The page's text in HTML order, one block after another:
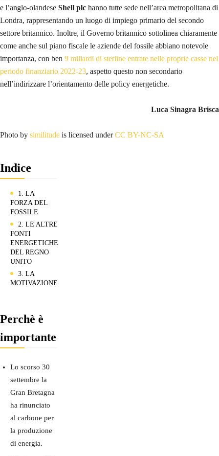
e l’anglo-olandese Shell plc hanno tutte sede nell’area metropolitana di
Londra, rappresentando un luogo di impiego primario del secondo
settore britannico. Inoltre, il Governo britannico sottolinea chiaramente
come anche sul piano fiscale le aziende del fossile abbiano notevole
importanza, con ben 9 miliardi di sterline entrate nelle proprie casse nel
periodo finanziario 2022-23, aspetto questo non secondario
nell’indirizzare l’orientamento delle policy energetiche.
Luca Sinagra Brisca
Photo by similitude is licensed underCC BY-NC-SA
Indice
1. LA
FORZA DEL
FOSSILE
2. LE ALTRE
FONTI
ENERGETICHE
DEL REGNO
UNITO
3. LA
MOTIVAZIONE
Perchè è
importante
Lo scorso 30
settembre la
Gran Bretagna
ha rinunciato
al carbone per
la produzione
di energia.